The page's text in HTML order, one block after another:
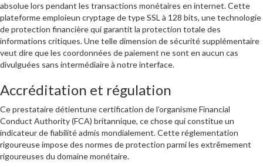
absolue lors pendant les transactions monétaires en internet. Cette
plateforme emploieun cryptage de type SSL à 128 bits, une technologie
de protection financière qui garantit la protection totale des
informations critiques. Une telle dimension de sécurité supplémentaire
veut dire que les coordonnées de paiement ne sont en aucun cas
divulguées sans intermédiaire à notre interface.
Accréditation et régulation
Ce prestataire détientune certification de l’organisme Financial
Conduct Authority (FCA) britannique, ce chose qui constitue un
indicateur de fiabilité admis mondialement. Cette réglementation
rigoureuse impose des normes de protection parmi les extrêmement
rigoureuses du domaine monétaire.